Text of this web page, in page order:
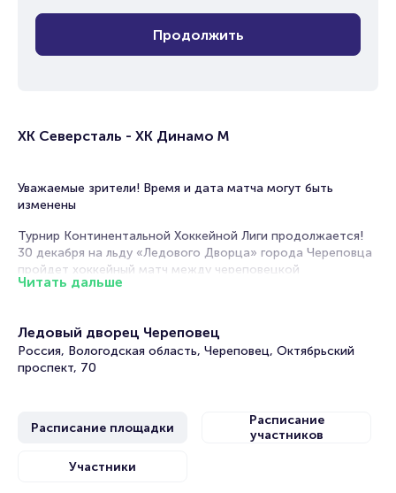
Продолжить
ХК Северсталь - ХК Динамо М
Уважаемые зрители! Время и дата матча могут быть
изменены
Турнир Континентальной Хоккейной Лиги продолжается!
30 декабря на льду «Ледового Дворца» города Череповца
пройдет хоккейный матч между череповецкой
«Северсталью» и московским «Динамо».
Череповца. Основан 18 декабря 1955 года. Выступает в
Континентальной хоккейной лиге с 2008 года. Трижды эта
команда становилась призером чемпионата России и
такие награды, как «Кубок Паюлахти», «Кубок Кируны»,
«Кубок Донбасса» и другие.
Противником череповчан станет легендарный «Динамо».
Читать дальше
Ледовый дворец Череповец
Россия, Вологодская область, Череповец, Октябрьский
проспект, 70
Расписание площадки
Расписание
участников
Участники